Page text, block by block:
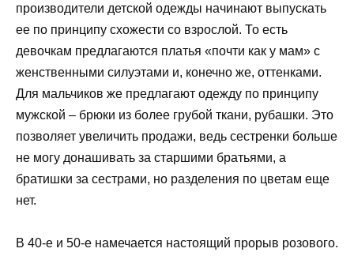
производители детской одежды начинают выпускать
ее по принципу схожести со взрослой. То есть
девочкам предлагаются платья «почти как у мам» с
женственными силуэтами и, конечно же, оттенками.
Для мальчиков же предлагают одежду по принципу
мужской – брюки из более грубой ткани, рубашки. Это
позволяет увеличить продажи, ведь сестренки больше
не могу донашивать за старшими братьями, а
братишки за сестрами, но разделения по цветам еще
нет.
В 40-е и 50-е намечается настоящий прорыв розового.